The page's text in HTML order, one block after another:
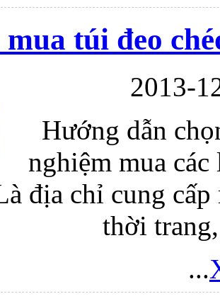
mua túi đeo
2013-
Hướng dẫn
nghiệm mua
địa chỉ cung
thời
...